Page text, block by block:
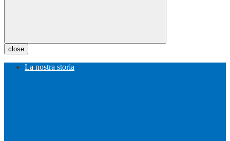
close
La nostra storia